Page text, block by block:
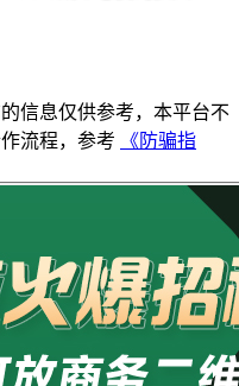
信息仅供参考，本平台不
流程，参考
《防骗指